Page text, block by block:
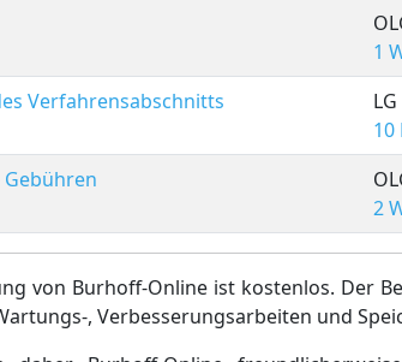
1
Verfahrensabschnitts
10
2
von Burhoff-Online ist kostenlos. Der
, Verbesserungsarbeiten und